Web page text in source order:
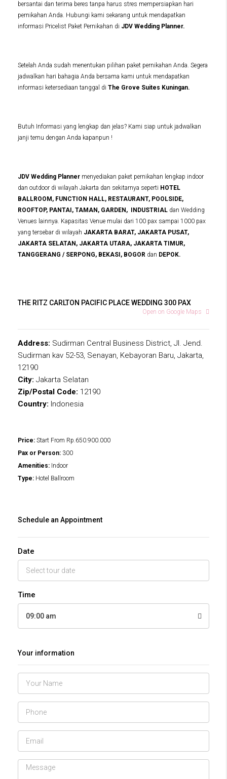
bersantai dan terima beres tanpa harus stres mempersiapkan hari
pernikahan Anda. Hubungi kami sekarang untuk mendapatkan
informasi Pricelist Paket Pernikahan di JDV Wedding Planner.
Setelah Anda sudah menentukan pilihan paket pernikahan Anda. Segera
jadwalkan hari bahagia Anda bersama kami untuk mendapatkan
informasi ketersediaan tanggal di The Grove Suites Kuningan.
Butuh Informasi yang lengkap dan jelas? Kami siap untuk jadwalkan
janji temu dengan Anda kapanpun !
JDV Wedding Planner menyediakan paket pernikahan lengkap indoor
dan outdoor di wilayah Jakarta dan sekitarnya seperti HOTEL
BALLROOM, FUNCTION HALL, RESTAURANT, POOLSIDE,
ROOFTOP, PANTAI, TAMAN, GARDEN, INDUSTRIAL dan Wedding
Venues lainnya. Kapasitas Venue mulai dari 100 pax sampai 1000 pax
yang tersebar di wilayah JAKARTA BARAT, JAKARTA PUSAT,
JAKARTA SELATAN, JAKARTA UTARA, JAKARTA TIMUR,
TANGGERANG / SERPONG, BEKASI, BOGOR dan DEPOK.
THE RITZ CARLTON PACIFIC PLACE WEDDING 300 PAX
Open on Google Maps
Address: Sudirman Central Business District, Jl. Jend.
Sudirman kav 52-53, Senayan, Kebayoran Baru, Jakarta,
12190
City: Jakarta Selatan
Zip/Postal Code: 12190
Country: Indonesia
Price: Start From Rp.650.900.000
Pax or Person: 300
Amenities: Indoor
Type: Hotel Ballroom
Schedule an Appointment
Date
Time
09:00 am
Your information